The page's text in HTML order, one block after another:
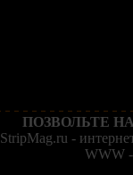
ПОЗВОЛЬТЕ
StripMag.ru -
WWW -